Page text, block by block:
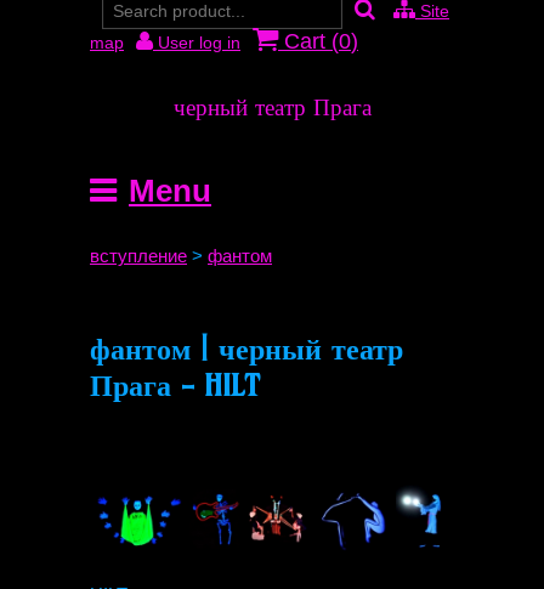
Site
map
User log in Cart (0)
черный театр Прага
Menu
вступление > фантом
фантом | черный театр
Прага - HILT